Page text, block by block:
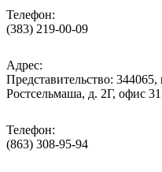
Телефон:
(383) 219-00-09
Адрес:
Представительство:
Ростсельмаша, д. 2Г, офис
Телефон:
(863) 308-95-94